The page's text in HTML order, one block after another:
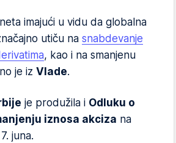
imajući u vidu da globalna
utiču na snabdevanje
, kao i na smanjenu
je iz Vlade.
je produžila i Odluku o
iznosa akciza na
juna.